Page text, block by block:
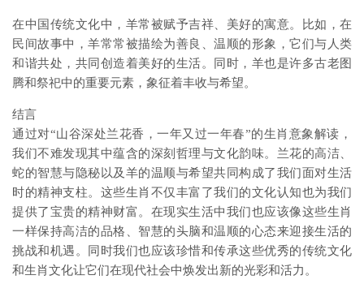
在中国传统文化中，羊常被赋予吉祥、美好的寓意。比如，在
民间故事中，羊常常被描绘为善良、温顺的形象，它们与人类
和谐共处，共同创造着美好的生活。同时，羊也是许多古老图
腾和祭祀中的重要元素，象征着丰收与希望。
结言
通过对“山谷深处兰花香，一年又过一年春”的生肖意象解读，
我们不难发现其中蕴含的深刻哲理与文化韵味。兰花的高洁、
蛇的智慧与隐秘以及羊的温顺与希望共同构成了我们面对生活
时的精神支柱。这些生肖不仅丰富了我们的文化认知也为我们
提供了宝贵的精神财富。在现实生活中我们也应该像这些生肖
一样保持高洁的品格、智慧的头脑和温顺的心态来迎接生活的
挑战和机遇。同时我们也应该珍惜和传承这些优秀的传统文化
和生肖文化让它们在现代社会中焕发出新的光彩和活力。